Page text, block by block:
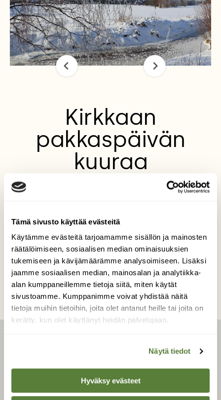
Tämä sivusto käyttää evästeitä
Käytämme evästeitä tarjoamamme sisällön ja mainosten
räätälöimiseen, sosiaalisen median ominaisuuksien
tukemiseen ja kävijämäärämme analysoimiseen. Lisäksi
jaamme sosiaalisen median, mainosalan ja analytiikka-
alan kumppaneillemme tietoja siitä, miten käytät
sivustoamme. Kumppanimme voivat yhdistää näitä
tietoja muihin tietoihin, joita olet antanut heille tai joita on
kerätty, kun olet käyttänyt heidän palvelujaan.
Näytä tiedot
Hyväksy evästeet
Kirkkaan
pakkaspäivän
kuuraa
Pakkanen luo maisemaan ihan oman kauniin
Kuvaaja: SINIKKA KUJALA
Kilpailun etusivulle
LEHTI
Uusin lehti
Tilaa Suomen Luonto